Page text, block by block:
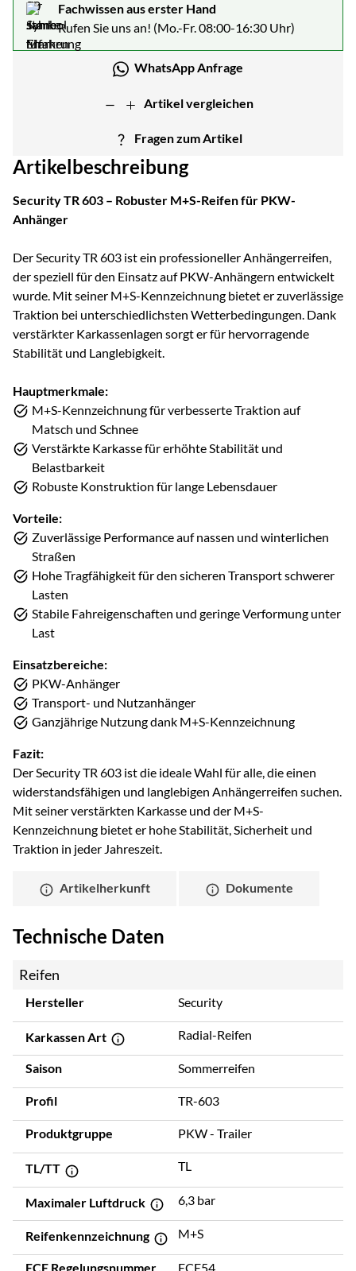
Fachwissen aus erster Hand
Rufen Sie uns an! (Mo.-Fr. 08:00-16:30 Uhr)
WhatsApp Anfrage
Artikel vergleichen
Fragen zum Artikel
Artikelbeschreibung
Security TR 603 – Robuster M+S-Reifen für PKW-
Anhänger
Der Security TR 603 ist ein professioneller Anhängerreifen,
der speziell für den Einsatz auf PKW-Anhängern entwickelt
wurde. Mit seiner M+S-Kennzeichnung bietet er zuverlässige
Traktion bei unterschiedlichsten Wetterbedingungen. Dank
verstärkter Karkassenlagen sorgt er für hervorragende
Stabilität und Langlebigkeit.
Hauptmerkmale:
M+S-Kennzeichnung für verbesserte Traktion auf
Matsch und Schnee
Verstärkte Karkasse für erhöhte Stabilität und
Belastbarkeit
Robuste Konstruktion für lange Lebensdauer
Vorteile:
Zuverlässige Performance auf nassen und winterlichen
Straßen
Hohe Tragfähigkeit für den sicheren Transport schwerer
Lasten
Stabile Fahreigenschaften und geringe Verformung unter
Last
Einsatzbereiche:
PKW-Anhänger
Transport- und Nutzanhänger
Ganzjährige Nutzung dank M+S-Kennzeichnung
Fazit:
Der Security TR 603 ist die ideale Wahl für alle, die einen
widerstandsfähigen und langlebigen Anhängerreifen suchen.
Mit seiner verstärkten Karkasse und der M+S-
Kennzeichnung bietet er hohe Stabilität, Sicherheit und
Traktion in jeder Jahreszeit.
Artikelherkunft Dokumente
Technische Daten
Reifen
Hersteller Security
Karkassen Art Radial-Reifen
Saison Sommerreifen
Profil TR-603
Produktgruppe PKW - Trailer
TL/TT TL
Maximaler Luftdruck 6,3 bar
Reifenkennzeichnung M+S
ECE Regelungsnummer ECE54